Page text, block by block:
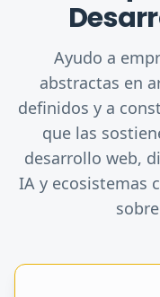
Ayudo a
abstractas en
definidos y a
que las
desarrollo web,
IA y ecosistemas